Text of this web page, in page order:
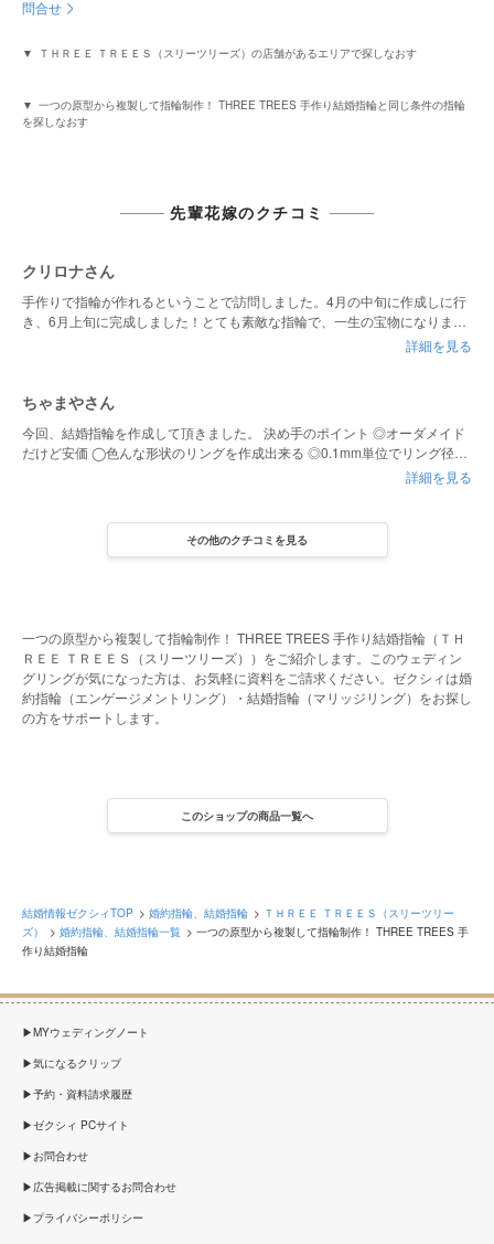
問合せ
ＴＨＲＥＥ ＴＲＥＥＳ（スリーツリーズ）の店舗があるエリアで探しなおす
一つの原型から複製して指輪制作！ THREE TREES 手作り結婚指輪と同じ条件の指輪
を探しなおす
先輩花嫁のクチコミ
クリロナさん
手作りで指輪が作れるということで訪問しました。4月の中旬に作成しに行
き、6月上旬に完成しました！とても素敵な指輪で、一生の宝物になりまし
た。また、写真などもたくさん撮ってもらい、いろいろな思い出ができまし
詳細を見る
ちゃまやさん
今回、結婚指輪を作成して頂きました。 決め手のポイント ◎オーダメイド
だけど安価 ◯色んな形状のリングを作成出来る ◎0.1mm単位でリング径を
調整出来る ◯オプションが豊富でオリジナリティーを出せる ◎レーザー刻
婚指輪を作る事が出来ました！
詳細を見る
その他のクチコミを見る
一つの原型から複製して指輪制作！ THREE TREES 手作り結婚指輪（ＴＨ
ＲＥＥ ＴＲＥＥＳ（スリーツリーズ））をご紹介します。このウェディン
グリングが気になった方は、お気軽に資料をご請求ください。ゼクシィは婚
約指輪（エンゲージメントリング）・結婚指輪（マリッジリング）をお探し
の方をサポートします。
このショップの商品一覧へ
結婚情報ゼクシィTOP 婚約指輪、結婚指輪
ＴＨＲＥＥ ＴＲＥＥＳ（スリーツリー
ズ）
婚約指輪、結婚指輪一覧
一つの原型から複製して指輪制作！ THREE TREES 手
作り結婚指輪
MYウェディングノート
気になるクリップ
予約・資料請求履歴
ゼクシィ PCサイト
お問合わせ
広告掲載に関するお問合わせ
プライバシーポリシー